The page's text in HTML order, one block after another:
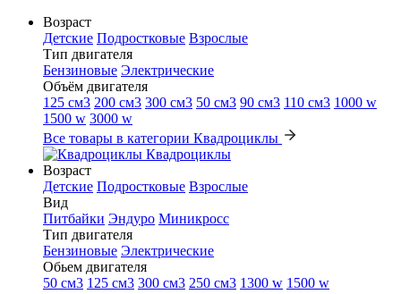
Возраст
Детские Подростковые Взрослые
Тип двигателя
Бензиновые Электрические
Объём двигателя
125 см3 200 см3 300 см3 50 см3 90 см3 110 см3 1000 w
1500 w 3000 w
Все товары в категории Квадроциклы
Квадроциклы
Возраст
Детские Подростковые Взрослые
Вид
Питбайки Эндуро Миникросс
Тип двигателя
Бензиновые Электрические
Обьем двигателя
50 см3 125 см3 300 см3 250 см3 1300 w 1500 w